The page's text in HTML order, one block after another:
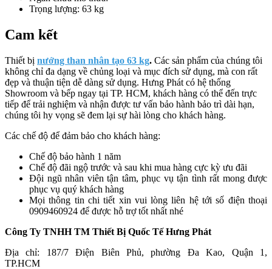
Trọng lượng: 63 kg
Cam kết
Thiết bị nướng than nhân tạo 63 kg. Các sản phẩm của chúng tôi
không chỉ đa dạng về chủng loại và mục đích sử dụng, mà con rất
đẹp và thuận tiện dễ dàng sử dụng. Hưng Phát có hệ thống
Showroom và bếp ngay tại TP. HCM, khách hàng có thể đến trực
tiếp để trải nghiệm và nhận được tư vấn bảo hành bảo trì dài hạn,
chúng tôi hy vọng sẽ đem lại sự hài lòng cho khách hàng.
Các chế độ để đảm bảo cho khách hàng:
Chế độ bảo hành 1 năm
Chế độ đãi ngộ trước và sau khi mua hàng cực kỳ ưu đãi
Đội ngũ nhân viên tận tâm, phục vụ tận tình rất mong được
phục vụ quý khách hàng
Mọi thông tin chi tiết xin vui lòng liên hệ tới số điện thoại
0909460924 để được hỗ trợ tốt nhất nhé
Công Ty TNHH TM Thiết Bị Quốc Tế Hưng Phát
Địa chỉ: 187/7 Điện Biên Phủ, phường Đa Kao, Quận 1,
TP.HCM